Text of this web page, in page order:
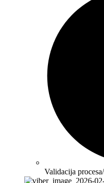
Validacija